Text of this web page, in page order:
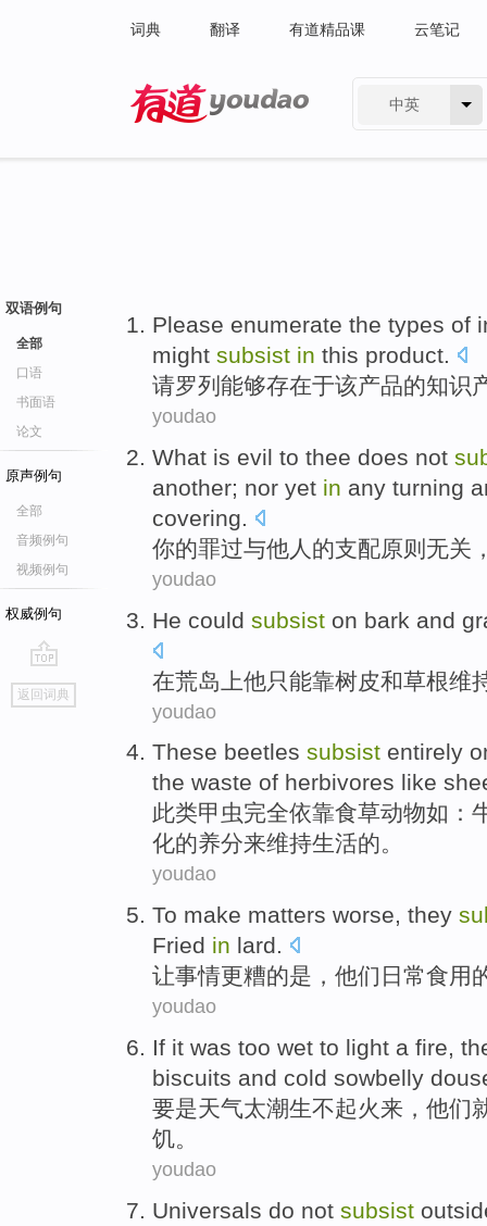
词典 翻译 有道精品课 云笔记
中英
双语例句
全部
口语
书面语
论文
原声例句
全部
音频例句
视频例句
权威例句
go
top
返回词典
Please enumerate the types of
might subsist in this product.
请罗列 能够存在于该产品的知识
youdao
What is evil to thee does not
another; nor yet in any turning
covering.
你的罪过与他人 的支配原则 无关
youdao
He could subsist on bark and
在荒岛上他只能靠树皮和草根维
youdao
These beetles subsist entirely
the waste of herbivores like
此类甲虫完全依靠食草动物如 ：
化的养分来维持生活的。
youdao
To make matters worse, they
Fried in lard.
让事情更糟的是， 他们 日常食用
youdao
If it was too wet to light a fire,
biscuits and cold sowbelly
要是天气太潮生不起火来， 他们
饥。
youdao
Universals do not subsist